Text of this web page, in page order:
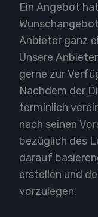
Ein Angebot
Anbieter ganz
Unsere
gerne zur
Nachdem der
terminlich
nach seinen
bezüglich des
darauf
erstellen und
vorzulegen.